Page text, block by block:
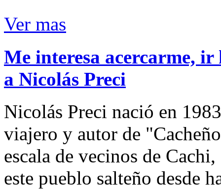
Ver mas
Me interesa acercarme,
a Nicolás Preci
Nicolás Preci nació en
viajero y autor de
escala de vecinos de
este pueblo salteño desde